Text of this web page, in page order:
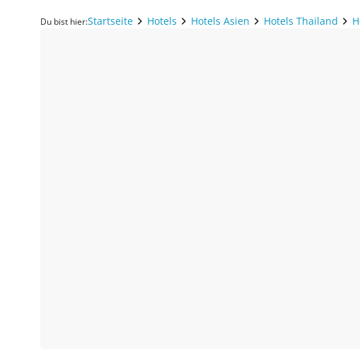
Du bist hier:Startseite Hotels Hotels Asien Hotels Thailand